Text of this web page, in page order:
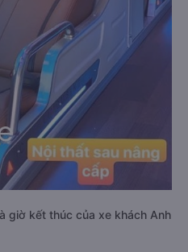
giờ kết thúc của xe khách Anh